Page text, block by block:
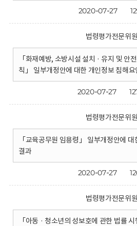
2020-07-27
법령평가전문위
「화재예방, 소방시설 설치 · 유지 및 안
칙」 일부개정안에 대한 개인정보 침해요
2020-07-27
법령평가전문위
「교육공무원 임용령」 일부개정안에
결과
2020-07-27
법령평가전문위
「아동 · 청소년의 성보호에 관한 법률